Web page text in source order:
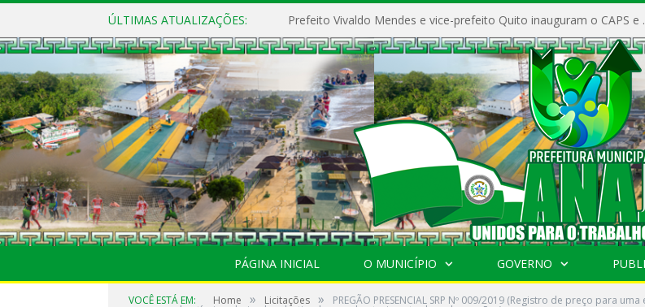
ÚLTIMAS ATUALIZAÇÕES: Prefeito Vivaldo
PÁGINA INICIAL O MUNICÍPIO GOVERNO
VOCÊ ESTÁ EM: Home » Licitações » PREGÃO PRESENCIAL SRP Nº 009/2019 (Registro de preço para